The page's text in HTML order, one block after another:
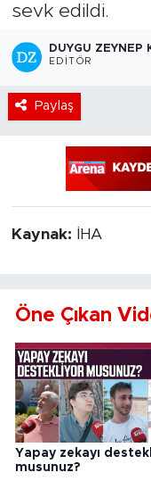
sevk edildi.
DUYGU ZEYNEP
EDITÖR
Paylaş
Kaynak: İHA
Öne Çıkan
Yapay zekayı
musunuz?